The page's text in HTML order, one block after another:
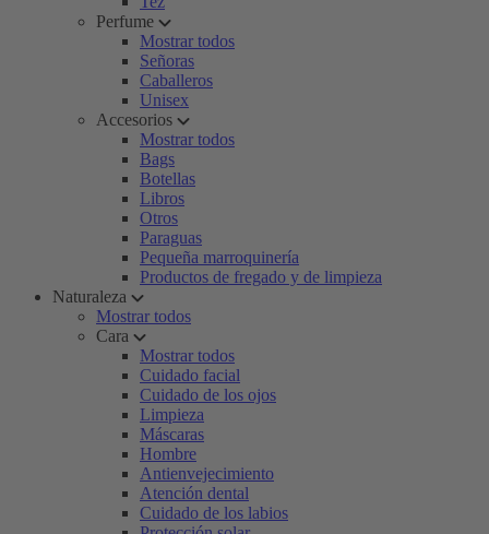
Perfume
Mostrar todos
Señoras
Caballeros
Unisex
Accesorios
Mostrar todos
Bags
Botellas
Libros
Otros
Paraguas
Pequeña marroquinería
Productos de fregado y de limpieza
Naturaleza
Mostrar todos
Cara
Mostrar todos
Cuidado facial
Cuidado de los ojos
Limpieza
Máscaras
Hombre
Antienvejecimiento
Atención dental
Cuidado de los labios